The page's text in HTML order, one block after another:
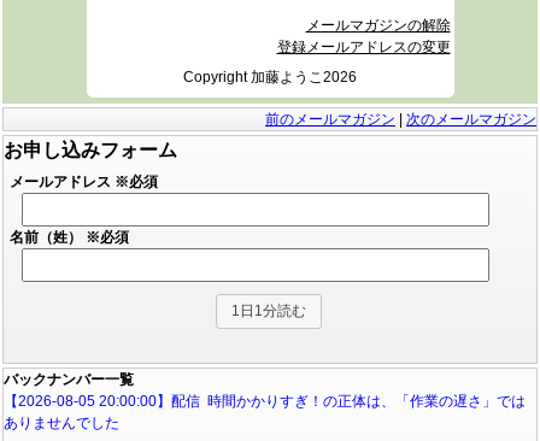
メールマガジンの解除
登録メールアドレスの変更
Copyright 加藤ようこ2026
前のメールマガジン 次のメールマガジン
お申し込みフォーム
メールアドレス ※必須
名前（姓） ※必須
バックナンバー一覧
【2026-08-05 20:00:00】配信 時間かかりすぎ！の正体は、「作業の遅さ」では
ありませんでした